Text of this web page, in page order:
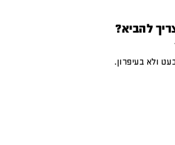
להביא?
ולא בעיפרון.